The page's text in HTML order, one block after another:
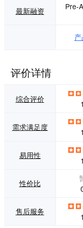
18年
全网
家
最新融资
Pre-
评价详情
综合评价
需求满足度
易用性
性价比
售后服务